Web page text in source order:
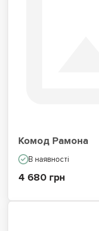
Комод Рамона
В наявності
4 680 грн